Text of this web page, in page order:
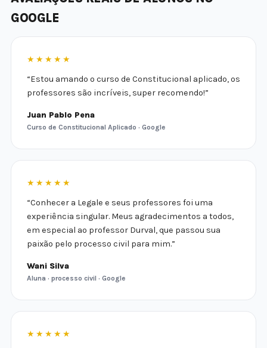
GOOGLE
★★★★★
“Estou amando o curso de Constitucional aplicado, os
professores são incríveis, super recomendo!”
Juan Pablo Pena
Curso de Constitucional Aplicado · Google
★★★★★
“Conhecer a Legale e seus professores foi uma
experiência singular. Meus agradecimentos a todos,
em especial ao professor Durval, que passou sua
paixão pelo processo civil para mim.”
Wani Silva
Aluna · processo civil · Google
★★★★★